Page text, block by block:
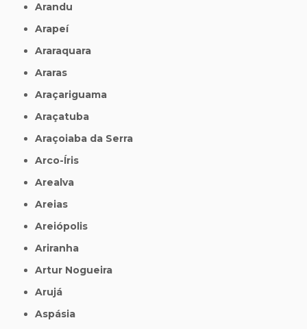
Arandu
Arapeí
Araraquara
Araras
Araçariguama
Araçatuba
Araçoiaba da Serra
Arco-Íris
Arealva
Areias
Areiópolis
Ariranha
Artur Nogueira
Arujá
Aspásia